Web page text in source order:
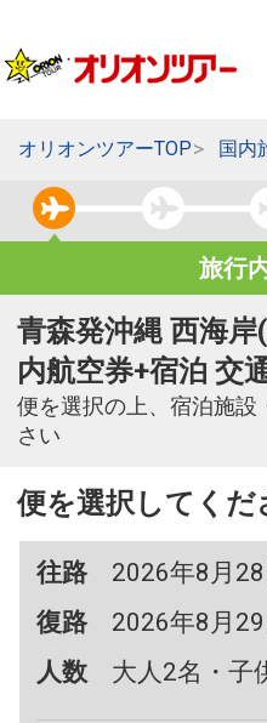
オリオンツアーTOP 国内
旅行
青森発沖縄 西海
内航空券+宿泊 交
便を選択の上、宿泊施設
さい
便を選択してくだ
往路
2026年8月
復路
2026年8月
人数
大人2名・子